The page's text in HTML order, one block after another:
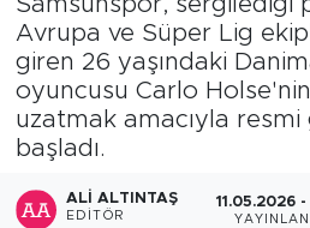
Avrupa ve Süper Lig
giren 26 yaşındaki
oyuncusu Carlo
uzatmak amacıyla
başladı.
ALI ALTINTAŞ
EDITÖR
11.05.2026 -
Tüm Manşetler
Son Dakika Haberleri
Haber Arşivi